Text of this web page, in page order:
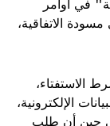
في أوامر
الاتفاقية،
الاستفتاء،
الإلكترونية،
حين أن طلب